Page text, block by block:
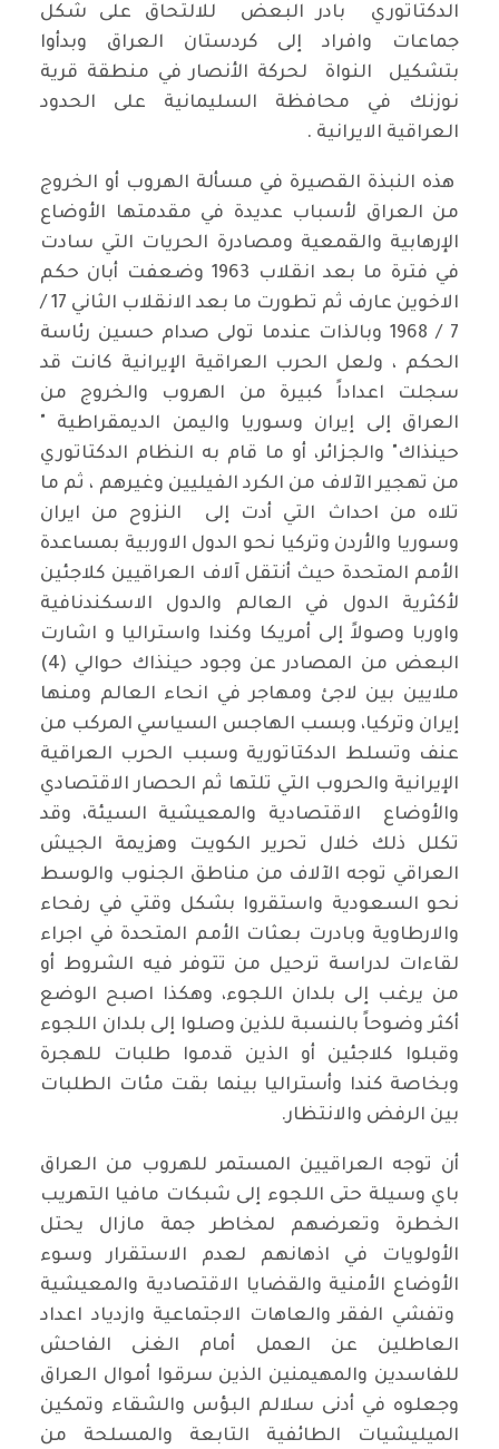
الدكتاتوري بادر البعض للالتحاق على شكل
جماعات وافراد إلى كردستان العراق وبدأوا
بتشكيل النواة لحركة الأنصار في منطقة قرية
نوزنك في محافظة السليمانية على الحدود
العراقية الايرانية .
هذه النبذة القصيرة في مسألة الهروب أو الخروج
من العراق لأسباب عديدة في مقدمتها الأوضاع
الإرهابية والقمعية ومصادرة الحريات التي سادت
في فترة ما بعد انقلاب 1963 وضعفت أبان حكم
الاخوين عارف ثم تطورت ما بعد الانقلاب الثاني 17 /
7 / 1968 وبالذات عندما تولى صدام حسين رئاسة
الحكم ، ولعل الحرب العراقية الإيرانية كانت قد
سجلت اعداداً كبيرة من الهروب والخروج من
العراق إلى إيران وسوريا واليمن الديمقراطية "
حينذاك" والجزائر، أو ما قام به النظام الدكتاتوري
من تهجير الآلاف من الكرد الفيليين وغيرهم ، ثم ما
تلاه من احداث التي أدت إلى النزوح من ايران
وسوريا والأردن وتركيا نحو الدول الاوربية بمساعدة
الأمم المتحدة حيث أنتقل آلاف العراقيين كلاجئين
لأكثرية الدول في العالم والدول الاسكندنافية
واوربا وصولاً إلى أمريكا وكندا واستراليا و اشارت
البعض من المصادر عن وجود حينذاك حوالي (4)
ملايين بين لاجئ ومهاجر في انحاء العالم ومنها
إيران وتركيا، وبسب الهاجس السياسي المركب من
عنف وتسلط الدكتاتورية وسبب الحرب العراقية
الإيرانية والحروب التي تلتها ثم الحصار الاقتصادي
والأوضاع الاقتصادية والمعيشية السيئة، وقد
تكلل ذلك خلال تحرير الكويت وهزيمة الجيش
العراقي توجه الآلاف من مناطق الجنوب والوسط
نحو السعودية واستقروا بشكل وقتي في رفحاء
والارطاوية وبادرت بعثات الأمم المتحدة في اجراء
لقاءات لدراسة ترحيل من تتوفر فيه الشروط أو
من يرغب إلى بلدان اللجوء، وهكذا اصبح الوضع
أكثر وضوحاً بالنسبة للذين وصلوا إلى بلدان اللجوء
وقبلوا كلاجئين أو الذين قدموا طلبات للهجرة
وبخاصة كندا وأستراليا بينما بقت مئات الطلبات
بين الرفض والانتظار.
أن توجه العراقيين المستمر للهروب من العراق
باي وسيلة حتى اللجوء إلى شبكات مافيا التهريب
الخطرة وتعرضهم لمخاطر جمة مازال يحتل
الأولويات في اذهانهم لعدم الاستقرار وسوء
الأوضاع الأمنية والقضايا الاقتصادية والمعيشية
وتفشي الفقر والعاهات الاجتماعية وازدياد اعداد
العاطلين عن العمل أمام الغنى الفاحش
للفاسدين والمهيمنين الذين سرقوا أموال العراق
وجعلوه في أدنى سلالم البؤس والشقاء وتمكين
الميليشيات الطائفية التابعة والمسلحة من